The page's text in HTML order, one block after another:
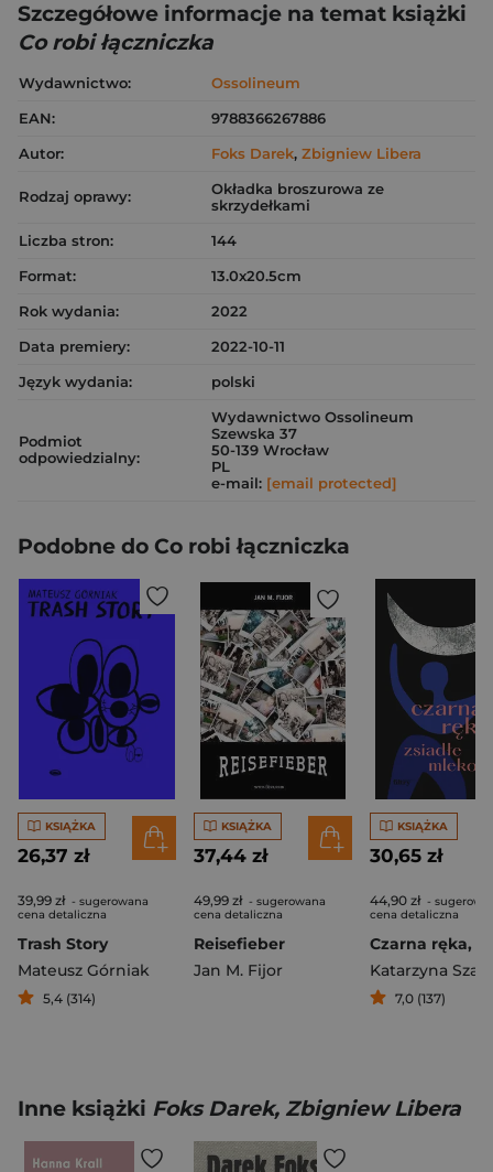
Szczegółowe informacje na temat książki
Co robi łączniczka
Wydawnictwo:
Ossolineum
EAN:
9788366267886
Autor:
Foks Darek, Zbigniew Libera
Rodzaj oprawy:
Okładka broszurowa ze
skrzydełkami
Liczba stron:
144
Format:
13.0x20.5cm
Rok wydania:
2022
Data premiery:
2022-10-11
Język wydania:
polski
Podmiot
odpowiedzialny:
Wydawnictwo Ossolineum
Szewska 37
50-139 Wrocław
PL
e-mail: [email protected]
Podobne do Co robi łączniczka
KSIĄŻKA
26,37 zł
39,99 zł - sugerowana
cena detaliczna
Trash Story
Mateusz Górniak
5,4 (314)
KSIĄŻKA
37,44 zł
49,99 zł - sugerowana
cena detaliczna
Reisefieber
Jan M. Fijor
KSIĄŻKA
30,65 zł
44,90 zł -
cena detaliczna
7,0 (137)
Inne książki Foks Darek, Zbigniew Libera